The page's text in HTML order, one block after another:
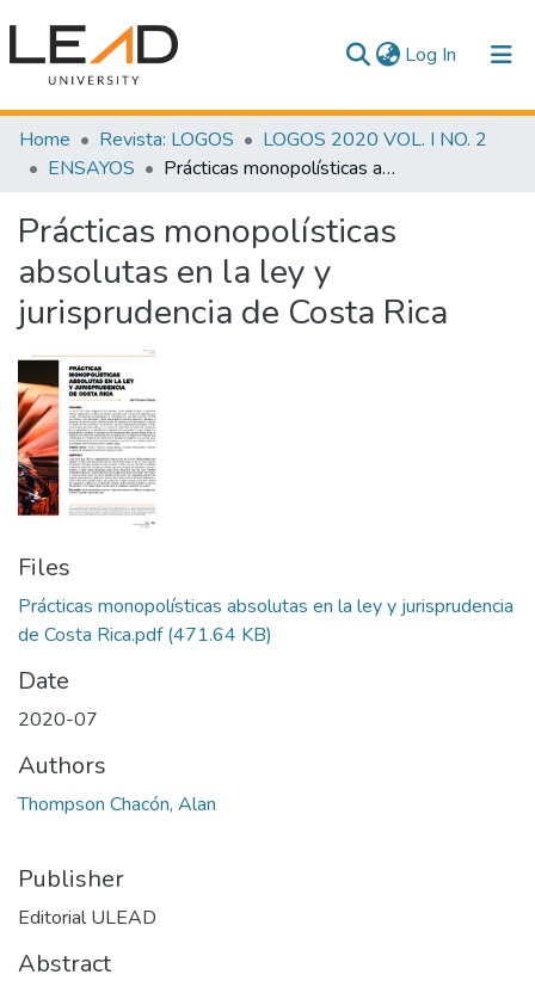
Log In (current)
Communities & Collections
All of DSpace
Statistics
Home Revista: LOGOS
LOGOS 2020 VOL. I NO. 2
ENSAYOS
Prácticas monopolísticas absolutas en la ley y jurisprudencia de Costa Rica
Prácticas monopolísticas
absolutas en la ley y
jurisprudencia de Costa Rica
Files
Prácticas monopolísticas absolutas en la ley y jurisprudencia
de Costa Rica.pdf(471.64 KB)
Date
2020-07
Authors
Thompson Chacón, Alan
Publisher
Editorial ULEAD
Abstract